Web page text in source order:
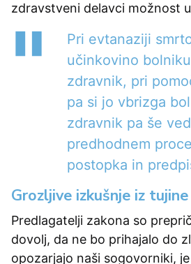
zdravstveni delavci možnost
Pri evtanaziji
učinkovino
zdravnik, pri
pa si jo vbrizga
zdravnik pa še
predhodnem
postopka in
Grozljive izkušnje iz tujine
Predlagatelji zakona so
dovolj, da ne bo prihajalo do
opozarjajo naši sogovorniki,